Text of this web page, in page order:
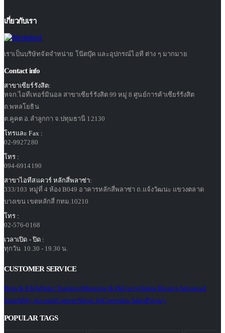
เกี่ยวกับเรา
เราเป็นบริษัทจัดจำหน่าย โน๊ตบุ๊ค และอุปกรณ์ไอที ต่าง ๆ มากมาย
Contact info
สาขาเซียร์รังสิต:
หจก.ไอทีเทอร์มินอล สาขาเซียร์รังสิต 99 หมู่ 8 ศูนย์การค้าเซียร์รังสิต
ถ.พหลโยธิน
ต.คูคต อ.ลำลูกกา จ.ปทุมธานี 12130
โทรและ Fax :
02-9927280
โทร :
094-6914190
สาขาไอทีสแควร์ หลักสี่พลาซ่า:
333/103 หมู่ที่ 4 ห้อง B049 อาคารหลักสี่พลาซ่า ถ.แจ้งวัฒนะ แขวงตลาด
บางเขน เขตหลักสี่ กทม.10210
โทร :
02-576-0168
เวลาเปิด - ปิด :
ทุกวัน 10.30 - 19.30 น.
CUSTOMER SERVICE
Help & FAQsOrder TrackingShipping & DeliveryOrders HistoryAdvanced
SearchMy AccountCareersAbout UsCorporate SalesPrivacy
POPULAR TAGS